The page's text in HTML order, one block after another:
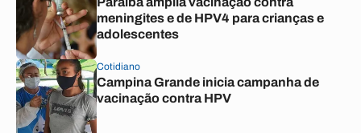
meningites e de HPV4 para crianças e
adolescentes
Cotidiano
Campina Grande inicia campanha de
vacinação contra HPV